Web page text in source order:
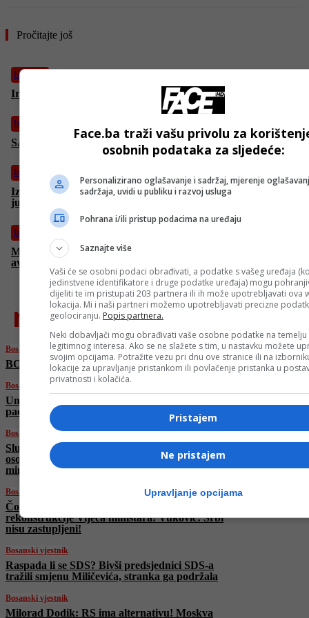
Pročitajte još
Izdvojeno
Iran pogodio najvažniji izraelski naučno-istraživački institut
Izdvojeno
SAD uvodi nove sankcije vezane za Iran
Izdvojeno
Izraelska vojska tvrdi da je napala vojnu infrastrukturu u
jugozapadnom Iranu
Izdvojeno
Masakr u redu za hranu u Gazi: Izraelci pucali, pa pozvali
avion, najmanje 60 mrtvih
najnovije
Bosanski vjestnik
BOSANSKI VJESTNIK – 20. 6. 2025.
Bosanski vjestnik
Umjetna inteligencija u medicini: Sigurnost
pacijenata i etički principi na prvom mjestu!
Bosanski vjestnik
Slučaj Viaduct: SIPA saslušala više od pet
osoba, navodno saslušani i pojedinci iz Vijeća
ministara?
Bosanski vjestnik
Čović razvalio plan Trojke: Nema
rekonstrukcije Vijeća ministara! Vuković: Srbi
nisu zastupljeni!
Bosanski vjestnik
Raspada li se SDS? Bivši predsjednici SDS-a
tražili smjenu Miličevića, stranka ga podržala
Bosanski vjestnik
Milorad Dodik: RS ima alternativu! Moskva
Face.ba traži vašu privolu za
osobnih podataka za sljedeće:
Personalizirano oglašavanje i sadržaj, mjerenje
sadržaja, uvidi u publiku i razvoj usluga
Pohrana i/ili pristup podacima na uređaju
Saznajte više
Vaši će se osobni podaci obrađivati, a podatke s vašeg uređaja
jedinstvene identifikatore i druge podatke uređaja) mogu
dijeliti te im pristupati 203 partnera ili ih može upotrebljavati ova
lokacija. Mi i naši partneri možemo upotrebljavati precizne
geolociranju. Popis partnera.
Neki dobavljači mogu obrađivati vaše osobne podatke na temelju
legitimnog interesa. Ako se ne slažete s tim, u nastavku možete
svojim opcijama. Potražite vezu pri dnu ove stranice ili na
lokacije za upravljanje pristankom ili povlačenje pristanka u
privatnosti i kolačića.
Pristajem
Ne pristajem
Upravljanje opcijama